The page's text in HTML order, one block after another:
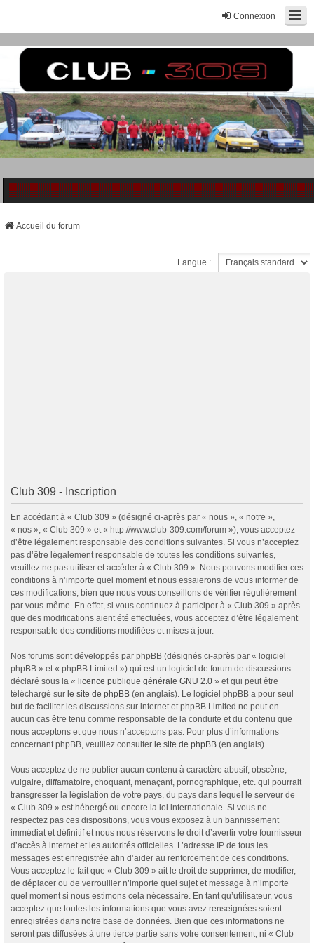
Connexion
Accueil du forum
Langue :
Club 309 - Inscription
En accédant à « Club 309 » (désigné ci-après par « nous », « notre »,
« nos », « Club 309 » et « http://www.club-309.com/forum »), vous acceptez
d’être légalement responsable des conditions suivantes. Si vous n’acceptez
pas d’être légalement responsable de toutes les conditions suivantes,
veuillez ne pas utiliser et accéder à « Club 309 ». Nous pouvons modifier ces
conditions à n’importe quel moment et nous essaierons de vous informer de
ces modifications, bien que nous vous conseillons de vérifier régulièrement
par vous-même. En effet, si vous continuez à participer à « Club 309 » après
que des modifications aient été effectuées, vous acceptez d’être légalement
responsable des conditions modifiées et mises à jour.
Nos forums sont développés par phpBB (désignés ci-après par « logiciel
phpBB » et « phpBB Limited ») qui est un logiciel de forum de discussions
déclaré sous la « licence publique générale GNU 2.0 » et qui peut être
téléchargé sur le site de phpBB (en anglais). Le logiciel phpBB a pour seul
but de faciliter les discussions sur internet et phpBB Limited ne peut en
aucun cas être tenu comme responsable de la conduite et du contenu que
nous acceptons et que nous n’acceptons pas. Pour plus d’informations
concernant phpBB, veuillez consulter le site de phpBB (en anglais).
Vous acceptez de ne publier aucun contenu à caractère abusif, obscène,
vulgaire, diffamatoire, choquant, menaçant, pornographique, etc. qui pourrait
transgresser la législation de votre pays, du pays dans lequel le serveur de
« Club 309 » est hébergé ou encore la loi internationale. Si vous ne
respectez pas ces dispositions, vous vous exposez à un bannissement
immédiat et définitif et nous nous réservons le droit d’avertir votre fournisseur
d’accès à internet et les autorités officielles. L’adresse IP de tous les
messages est enregistrée afin d’aider au renforcement de ces conditions.
Vous acceptez le fait que « Club 309 » ait le droit de supprimer, de modifier,
de déplacer ou de verrouiller n’importe quel sujet et message à n’importe
quel moment si nous estimons cela nécessaire. En tant qu’utilisateur, vous
acceptez que toutes les informations que vous avez renseignées soient
enregistrées dans notre base de données. Bien que ces informations ne
seront pas diffusées à une tierce partie sans votre consentement, ni « Club